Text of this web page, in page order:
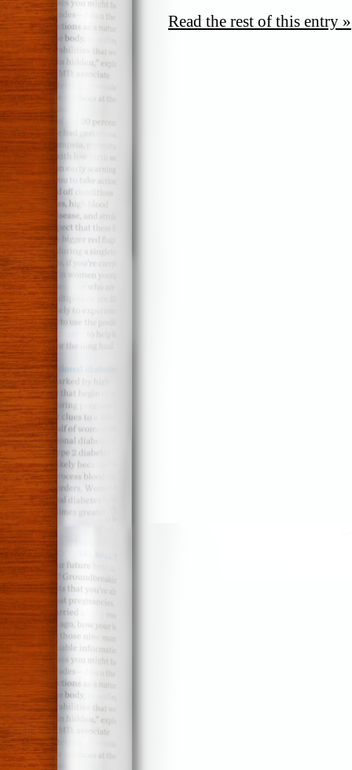
Read the rest of this entry »